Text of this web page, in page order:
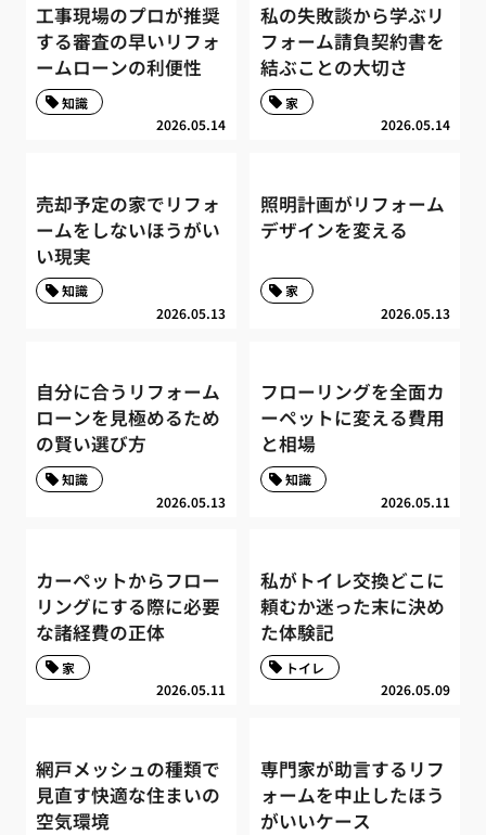
工事現場のプロが推奨
する審査の早いリフォ
ームローンの利便性
2026.05.14
知識
私の失敗談から学ぶリ
フォーム請負契約書を
結ぶことの大切さ
2026.05.14
家
売却予定の家でリフォ
ームをしないほうがい
い現実
2026.05.13
知識
照明計画がリフォーム
デザインを変える
2026.05.13
家
自分に合うリフォーム
ローンを見極めるため
の賢い選び方
2026.05.13
知識
フローリングを全面カ
ーペットに変える費用
と相場
2026.05.11
知識
カーペットからフロー
リングにする際に必要
な諸経費の正体
2026.05.11
家
私がトイレ交換どこに
頼むか迷った末に決め
た体験記
2026.05.09
トイレ
網戸メッシュの種類で
見直す快適な住まいの
空気環境
専門家が助言するリフ
ォームを中止したほう
がいいケース